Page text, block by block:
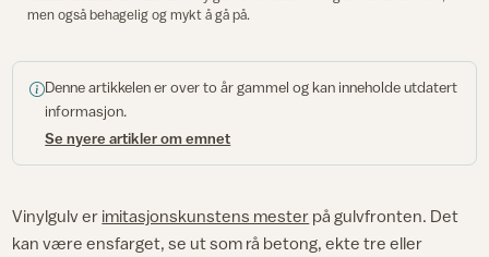
men også behagelig og mykt å gå på.
Denne artikkelen er over to år gammel og kan inneholde utdatert
informasjon.
Se nyere artikler om emnet
Vinylgulv er imitasjonskunstens mester på gulvfronten. Det
kan være ensfarget, se ut som rå betong, ekte tre eller